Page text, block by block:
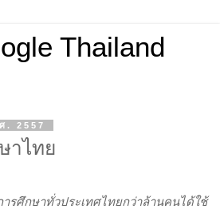
Thailand
. 2557
าไทย
รศึกษาทั่วประเทศไทยกว่าล้านคนได้ใช้